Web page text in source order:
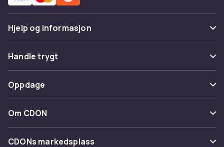
Hjelp og informasjon
Vanlige spørsmål
Spor pakke
Angre & returner her
Kontakt oss
Handle trygt
Betaling
Levering
Tilbakekallinger
Oppdage
Kategorier
Varemerker
Om CDON
Om oss
CDONs markedsplass